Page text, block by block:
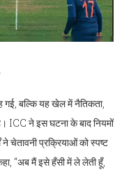
गई, बल्कि यह खेल में नैतिकता,
ICC ने इस घटना के बाद नियमों
ने चेतावनी प्रक्रियाओं को स्पष्ट
“अब मैं इसे हँसी में ले लेती हूँ,